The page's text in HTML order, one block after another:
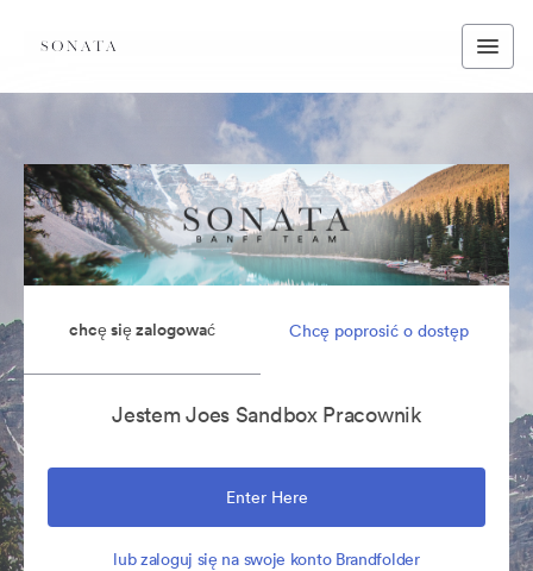
chcę się zalogować Chcę poprosić o dostęp
Jestem Joes Sandbox Pracownik
Enter Here
lub zaloguj się na swoje konto Brandfolder